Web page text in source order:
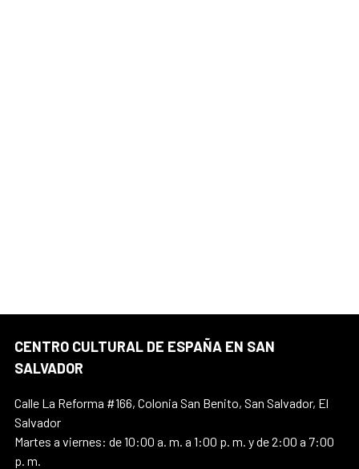
CENTRO CULTURAL DE ESPAÑA EN SAN
SALVADOR
Calle La Reforma #166, Colonia San Benito, San Salvador, El
Salvador
Martes a viernes: de 10:00 a. m. a 1:00 p. m. y de 2:00 a 7:00
p. m.